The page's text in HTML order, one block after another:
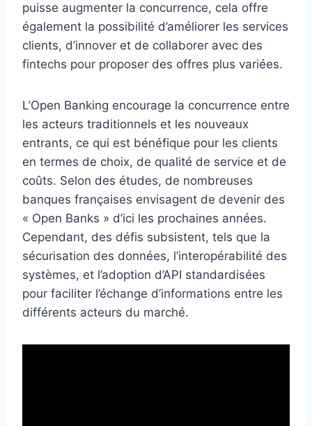
puisse augmenter la concurrence, cela offre
également la possibilité d’améliorer les services
clients, d’innover et de collaborer avec des
fintechs pour proposer des offres plus variées.
L’Open Banking encourage la concurrence entre
les acteurs traditionnels et les nouveaux
entrants, ce qui est bénéfique pour les clients
en termes de choix, de qualité de service et de
coûts. Selon des études, de nombreuses
banques françaises envisagent de devenir des
« Open Banks » d’ici les prochaines années.
Cependant, des défis subsistent, tels que la
sécurisation des données, l’interopérabilité des
systèmes, et l’adoption d’API standardisées
pour faciliter l’échange d’informations entre les
différents acteurs du marché.